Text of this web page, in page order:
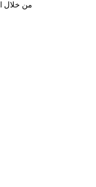
من خلال